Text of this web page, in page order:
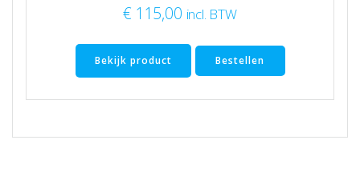
€ 115,00 incl. BTW
Bekijk product Bestellen